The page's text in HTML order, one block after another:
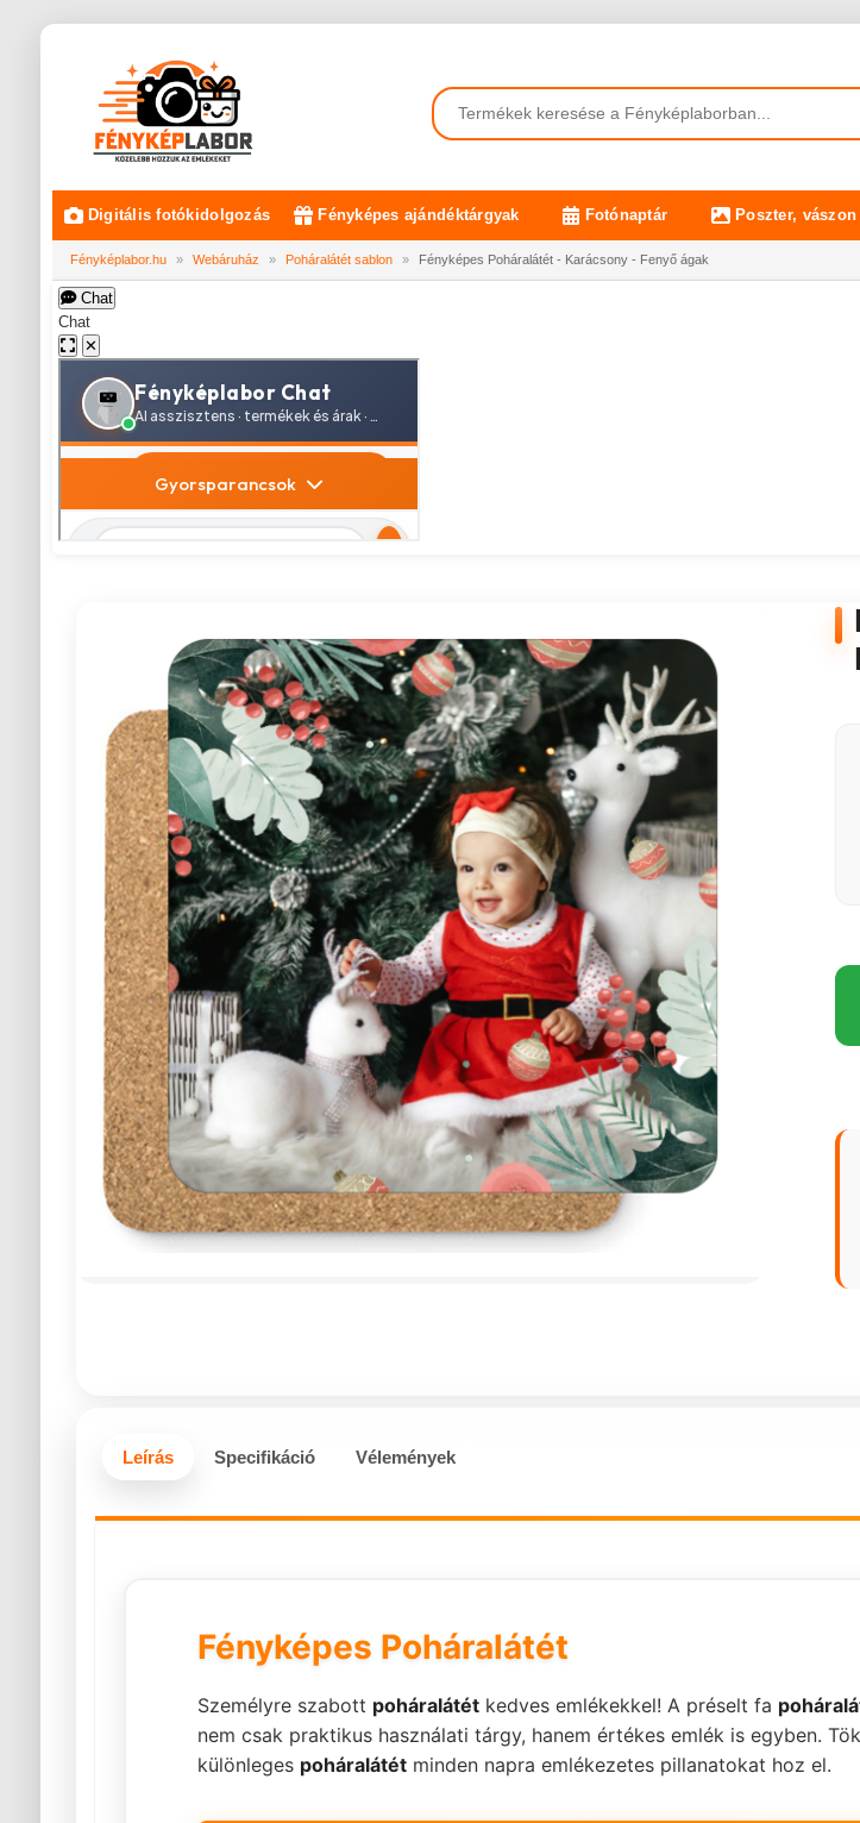
Digitális fotókidolgozás Fényképes ajándéktárgyak Fotónaptár Poszter, vászon
Fényképlabor.hu » Webáruház » Poháralátét sablon » Fényképes Poháralátét - Karácsony - Fenyő ágak
Chat
Chat
✕
Leírás Specifikáció Vélemények
Fényképes Poháralátét
Személyre szabott poháralátétkedves emlékekkel! A préselt fa
nem csak praktikus használati tárgy, hanem értékes emlék is egyben.
különleges poháralátétminden napra emlékezetes pillanatokat hoz el.